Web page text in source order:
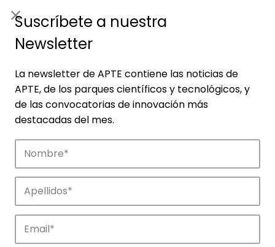
Empresas
Descubre las empresas que impulsan la
innovación en los parques de APTE.
Suscríbete a nuestra
Newsletter
La newsletter de APTE contiene las noticias de
APTE, de los parques científicos y tecnológicos, y
de las convocatorias de innovación más
destacadas del mes.